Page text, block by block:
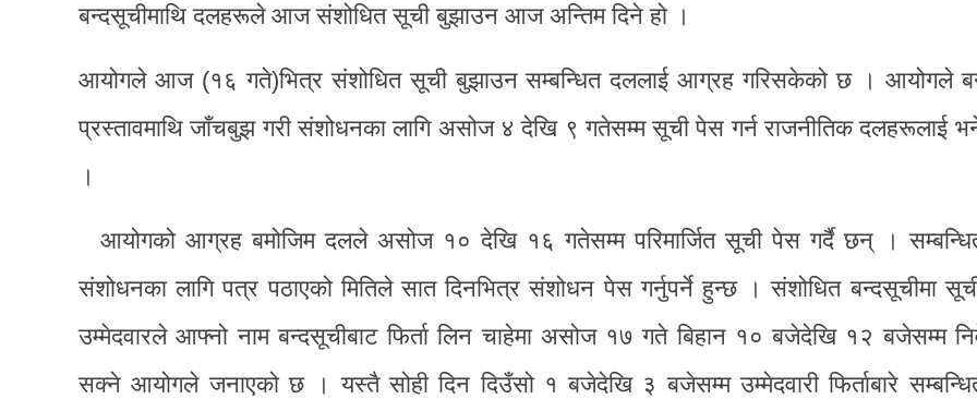
बन्दसूचीमाथि दलहरूले आज संशोधित सूची बुझाउन आज अन्तिम दिने हो ।
आयोगले आज (१६ गते)भित्र संशोधित सूची बुझाउन सम्बन्धित दललाई आग्रह गरिसकेको छ । आयोगले
प्रस्तावमाथि जाँचबुझ गरी संशोधनका लागि असोज ४ देखि ९ गतेसम्म सूची पेस गर्न राजनीतिक दलहरूलाई
।
आयोगको आग्रह बमोजिम दलले असोज १० देखि १६ गतेसम्म परिमार्जित सूची पेस गर्दै छन् ।
संशोधनका लागि पत्र पठाएको मितिले सात दिनभित्र संशोधन पेस गर्नुपर्ने हुन्छ । संशोधित बन्दसूचीमा
उम्मेदवारले आफ्नो नाम बन्दसूचीबाट फिर्ता लिन चाहेमा असोज १७ गते बिहान १० बजेदेखि १२ बजेसम्म
सक्ने आयोगले जनाएको छ । यस्तै सोही दिन दिउँसो १ बजेदेखि ३ बजेसम्म उम्मेदवारी फिर्ताबारे